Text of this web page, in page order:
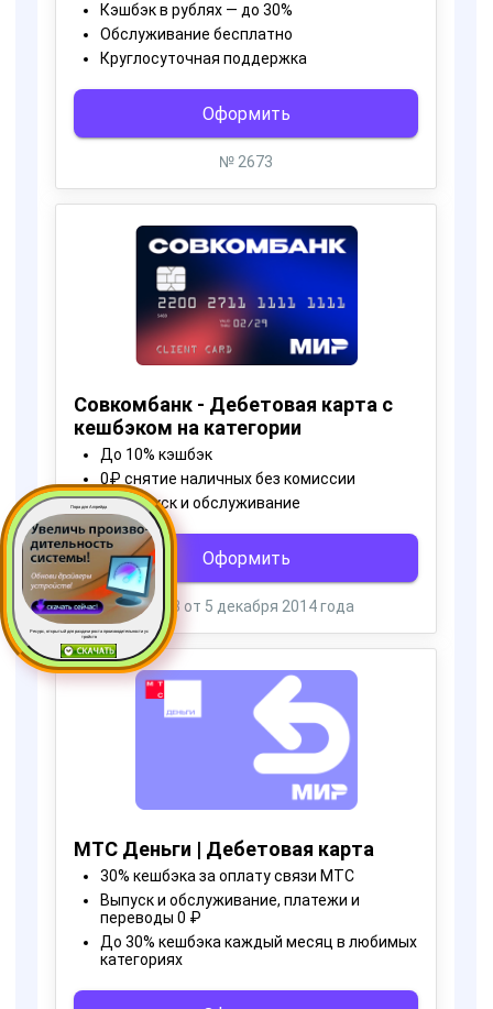
Пора для Апгрейда
Ресурс, открытый для раздачи роста производительности ус
тройств